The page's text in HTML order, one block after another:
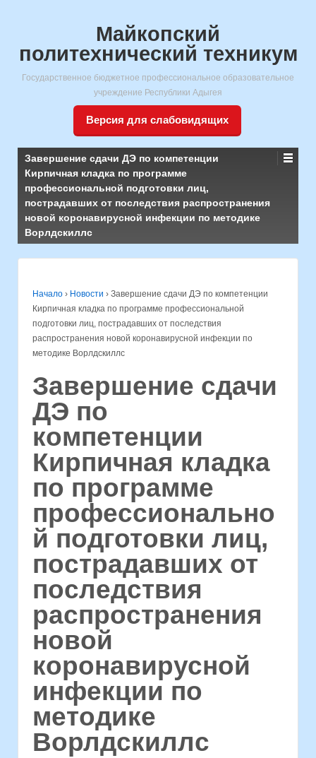
Майкопский
политехнический техникум
Государственное бюджетное профессиональное образовательное
учреждение Республики Адыгея
Версия для слабовидящих
Завершение сдачи ДЭ по компетенции
Кирпичная кладка по программе
профессиональной подготовки лиц,
пострадавших от последствия распространения
новой коронавирусной инфекции по методике
Ворлдскиллс
Начало › Новости › Завершение сдачи ДЭ по компетенции
Кирпичная кладка по программе профессиональной
подготовки лиц, пострадавших от последствия
распространения новой коронавирусной инфекции по
методике Ворлдскиллс
Завершение сдачи
ДЭ по
компетенции
Кирпичная кладка
по программе
профессионально
й подготовки лиц,
пострадавших от
последствия
распространения
новой
коронавирусной
инфекции по
методике
Ворлдскиллс